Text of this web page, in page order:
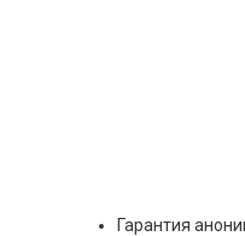
Гарантия